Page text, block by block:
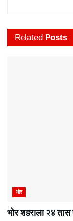
Related Posts
भोर
भोर शहराला २४